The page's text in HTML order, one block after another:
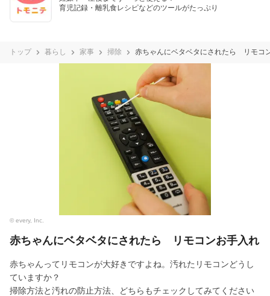
育児記録・離乳食レシピなどのツールがたっぷり
トップ 暮らし 家事 掃除 赤ちゃんにベタベタにされたら リモコ
© every, Inc.
赤ちゃんにベタベタにされたら リモコンお手入れ
赤ちゃんってリモコンが大好きですよね。汚れたリモコンどうし
ていますか？
掃除方法と汚れの防止方法、どちらもチェックしてみてください